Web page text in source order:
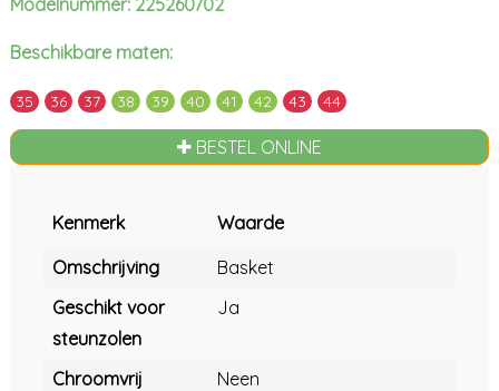
Beschikbare maten:
35 36 37 38 39 40 41 42 43 44
BESTEL ONLINE
Kenmerk
Waarde
Omschrijving
Basket
Geschikt voor
steunzolen
Ja
Chroomvrij
Neen